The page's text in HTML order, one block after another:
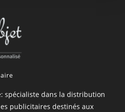
spécialiste dans la distribution
publicitaires destinés aux